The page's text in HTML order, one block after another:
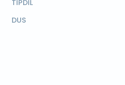
TIPDİL
DUS